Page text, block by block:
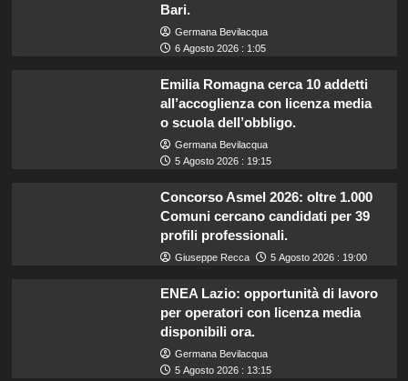
Bari.
Germana Bevilacqua
6 Agosto 2026 : 1:05
Emilia Romagna cerca 10 addetti
all’accoglienza con licenza media
o scuola dell’obbligo.
Germana Bevilacqua
5 Agosto 2026 : 19:15
Concorso Asmel 2026: oltre 1.000
Comuni cercano candidati per 39
profili professionali.
Giuseppe Recca 5 Agosto 2026 : 19:00
ENEA Lazio: opportunità di lavoro
per operatori con licenza media
disponibili ora.
Germana Bevilacqua
5 Agosto 2026 : 13:15